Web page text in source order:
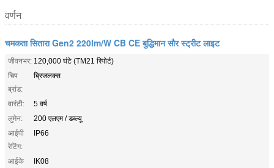
वर्णन
चमकता सितारा Gen2 220lm/W CB CE बुद्धिमान सौर स्ट्रीट लाइट
जीवनभर: 120,000 घंटे (TM21 रिपोर्ट)
चिप
ब्रांड:
ब्रिजलक्स
वारंटी:
5 वर्ष
लुमेन:
200 एलएम / डब्ल्यू
आईपी
रेटिंग:
IP66
आईके
IK08